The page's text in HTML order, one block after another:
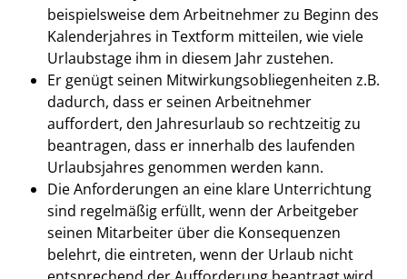
beispielsweise dem Arbeitnehmer zu Beginn des
Kalenderjahres in Textform mitteilen, wie viele
Urlaubstage ihm in diesem Jahr zustehen.
Er genügt seinen Mitwirkungsobliegenheiten z.B.
dadurch, dass er seinen Arbeitnehmer
auffordert, den Jahresurlaub so rechtzeitig zu
beantragen, dass er innerhalb des laufenden
Urlaubsjahres genommen werden kann.
Die Anforderungen an eine klare Unterrichtung
sind regelmäßig erfüllt, wenn der Arbeitgeber
seinen Mitarbeiter über die Konsequenzen
belehrt, die eintreten, wenn der Urlaub nicht